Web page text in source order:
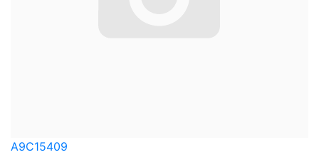
A9C15409